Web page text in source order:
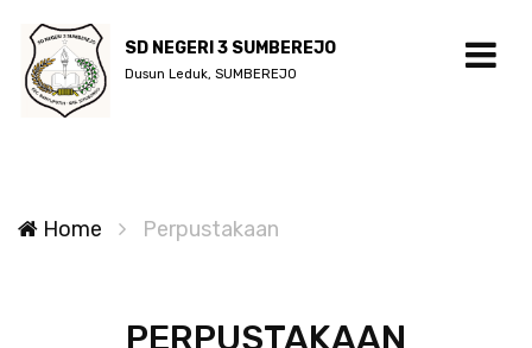
SD NEGERI 3 SUMBEREJO
Dusun Leduk, SUMBEREJO
Home Perpustakaan
PERPUSTAKAAN